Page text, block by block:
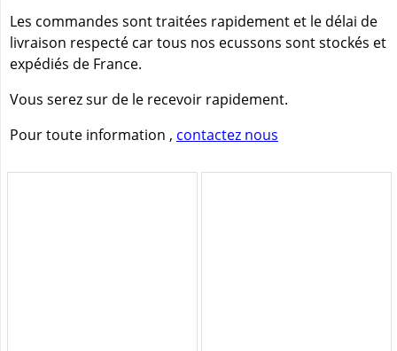
Les commandes sont traitées rapidement et le délai de
livraison respecté car tous nos ecussons sont stockés et
expédiés de France.
Vous serez sur de le recevoir rapidement.
Pour toute information , contactez nous